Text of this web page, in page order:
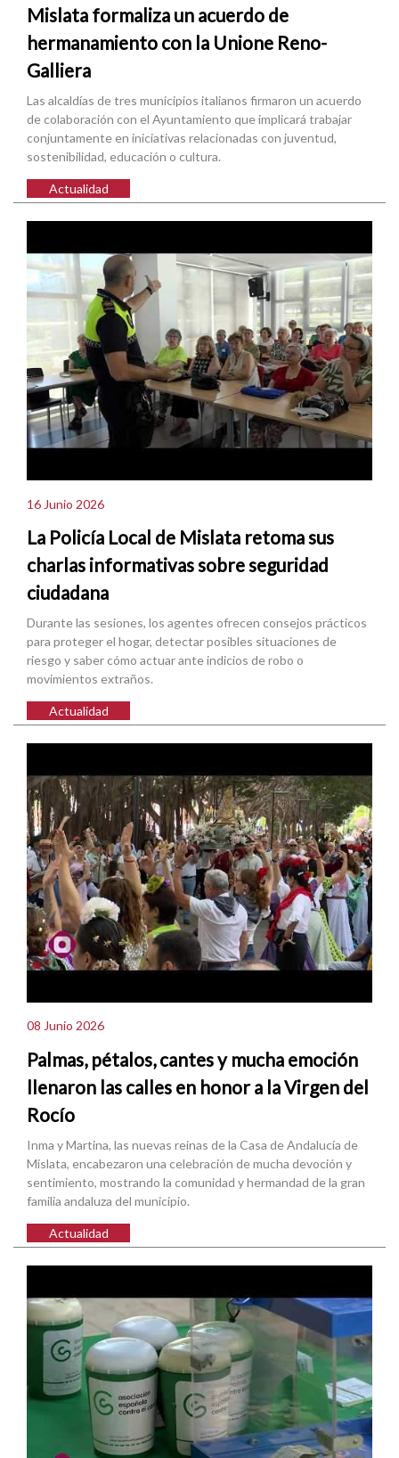
Mislata formaliza un acuerdo de
hermanamiento con la Unione Reno-
Galliera
Las alcaldías de tres municipios italianos firmaron un acuerdo
de colaboración con el Ayuntamiento que implicará trabajar
conjuntamente en iniciativas relacionadas con juventud,
sostenibilidad, educación o cultura.
Actualidad
16 Junio 2026
La Policía Local de Mislata retoma sus
charlas informativas sobre seguridad
ciudadana
Durante las sesiones, los agentes ofrecen consejos prácticos
para proteger el hogar, detectar posibles situaciones de
riesgo y saber cómo actuar ante indicios de robo o
movimientos extraños.
Actualidad
08 Junio 2026
Palmas, pétalos, cantes y mucha emoción
llenaron las calles en honor a la Virgen del
Rocío
Inma y Martina, las nuevas reinas de la Casa de Andalucía de
Mislata, encabezaron una celebración de mucha devoción y
sentimiento, mostrando la comunidad y hermandad de la gran
familia andaluza del municipio.
Actualidad